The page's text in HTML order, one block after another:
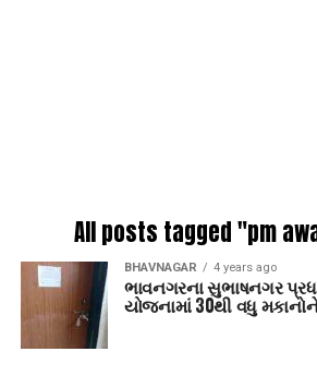
All posts tagged "pm
BHAVNAGAR 4 years ago
ભાવનગરના સુભાષનગર
યોજનામાં 30થી વધુ